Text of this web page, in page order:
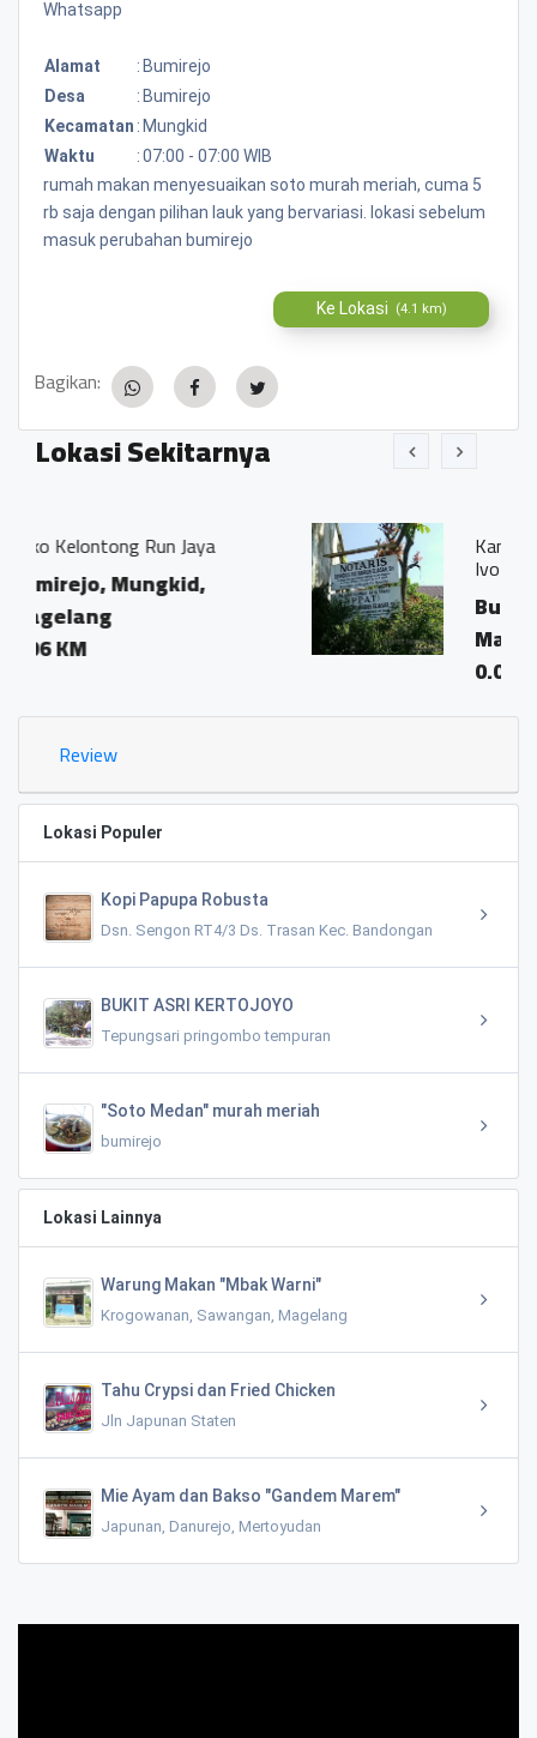
Whatsapp
Alamat : Bumirejo
Desa
: Bumirejo
Kecamatan : Mungkid
Waktu
:07:00 - 07:00 WIB
rumah makan menyesuaikan soto murah meriah, cuma 5
rb saja dengan pilihan lauk yang bervariasi. lokasi sebelum
masuk perubahan bumirejo
Ke Lokasi (4.1 km)
Bagikan:
Lokasi Sekitarnya
Kantor Notaris dan PPAT
Ivo Marius, SH"
Bumirejo, Mungkid,
Magelang
Review
Lokasi Populer
Kopi Papupa Robusta
Dsn. Sengon RT4/3 Ds. Trasan Kec. Bandongan
BUKIT ASRI KERTOJOYO
Tepungsari pringombo tempuran
"Soto Medan" murah meriah
bumirejo
Lokasi Lainnya
Warung Makan "Mbak Warni"
Krogowanan, Sawangan, Magelang
Tahu Crypsi dan Fried Chicken
Jln Japunan Staten
Mie Ayam dan Bakso "Gandem Marem"
Japunan, Danurejo, Mertoyudan